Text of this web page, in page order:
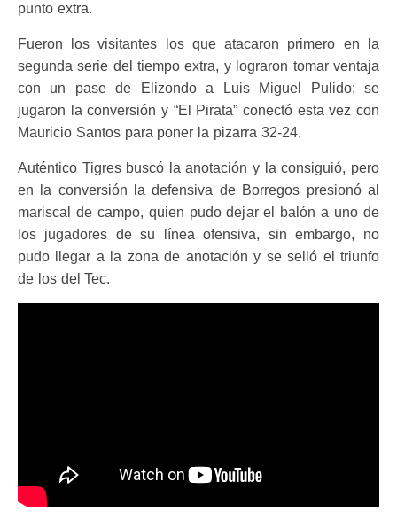
punto extra.
Fueron los visitantes los que atacaron primero en la
segunda serie del tiempo extra, y lograron tomar ventaja
con un pase de Elizondo a Luis Miguel Pulido; se
jugaron la conversión y “El Pirata” conectó esta vez con
Mauricio Santos para poner la pizarra 32-24.
Auténtico Tigres buscó la anotación y la consiguió, pero
en la conversión la defensiva de Borregos presionó al
mariscal de campo, quien pudo dejar el balón a uno de
los jugadores de su línea ofensiva, sin embargo, no
pudo llegar a la zona de anotación y se selló el triunfo
de los del Tec.